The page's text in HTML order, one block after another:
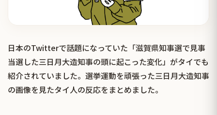
日本のTwitterで話題になっていた「滋賀県知事選で見事
当選した三日月大造知事の頭に起こった変化」がタイでも
紹介されていました。選挙運動を頑張った三日月大造知事
の画像を見たタイ人の反応をまとめました。